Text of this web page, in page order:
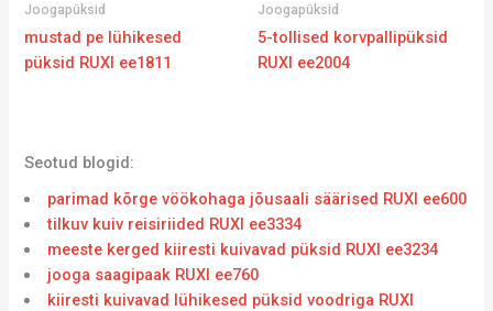
Joogapüksid
mustad pe lühikesed
püksid RUXI ee1811
Joogapüksid
5-tollised korvpallipüksid
RUXI ee2004
Seotud blogid:
parimad kõrge vöökohaga jõusaali säärised RUXI ee600
tilkuv kuiv reisiriided RUXI ee3334
meeste kerged kiiresti kuivavad püksid RUXI ee3234
jooga saagipaak RUXI ee760
kiiresti kuivavad lühikesed püksid voodriga RUXI